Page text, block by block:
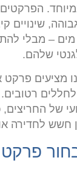
שינויים
מים – מבלי
שלהם.
מציעים פרקט
של
חשש לחדירה